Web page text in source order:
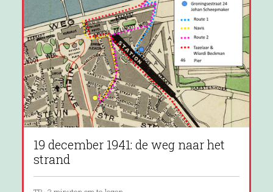
19 december 1941: de weg naar het
strand